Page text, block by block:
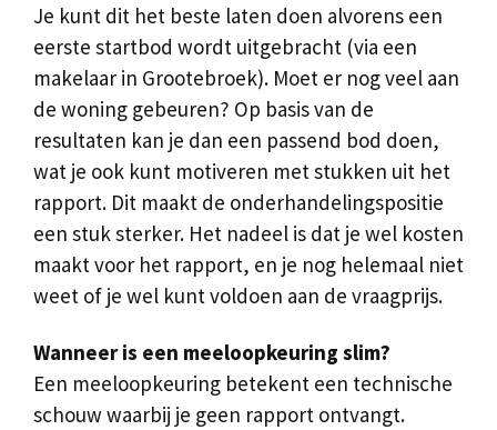
Je kunt dit het beste laten doen alvorens een
eerste startbod wordt uitgebracht (via een
makelaar in Grootebroek). Moet er nog veel aan
de woning gebeuren? Op basis van de
resultaten kan je dan een passend bod doen,
wat je ook kunt motiveren met stukken uit het
rapport. Dit maakt de onderhandelingspositie
een stuk sterker. Het nadeel is dat je wel kosten
maakt voor het rapport, en je nog helemaal niet
weet of je wel kunt voldoen aan de vraagprijs.
Wanneer is een meeloopkeuring slim?
Een meeloopkeuring betekent een technische
schouw waarbij je geen rapport ontvangt.